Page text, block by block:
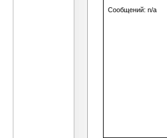
Сообщений: n/a